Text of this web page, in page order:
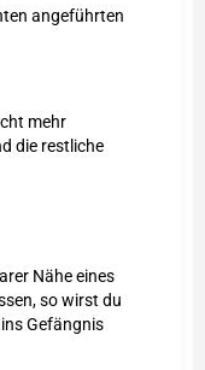
angeführten
mehr
die restliche
Nähe eines
so wirst du
Gefängnis